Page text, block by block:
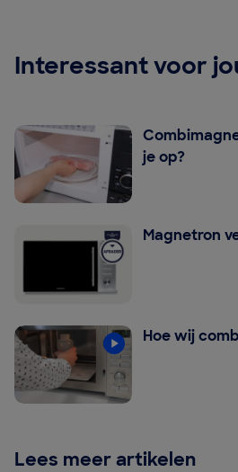
Interessant voor
je op?
Magnetron
Hoe wij
Lees meer artikelen